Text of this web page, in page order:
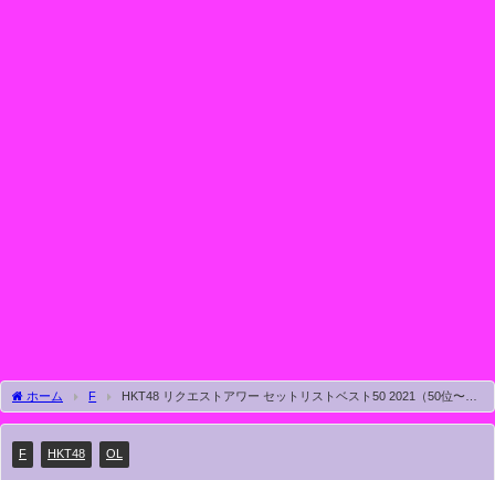
ホーム F
HKT48 リクエストアワー セットリストベスト50 2021（50位〜41
位）／HKT48[公式]
F HKT48 OL